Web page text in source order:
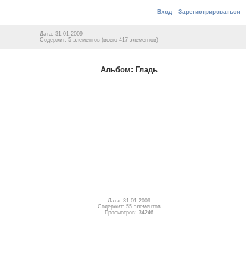
Вход Зарегистрироваться
Дата: 31.01.2009
Содержит: 5 элементов (всего 417 элементов)
Альбом: Гладь
Дата: 31.01.2009
Содержит: 55 элементов
Просмотров: 34246